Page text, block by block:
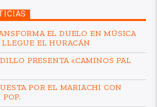
EL DUELO EN MÚSICA
EL HURACÁN
PRESENTA «CAMINOS PAL
POR EL MARIACHI CON